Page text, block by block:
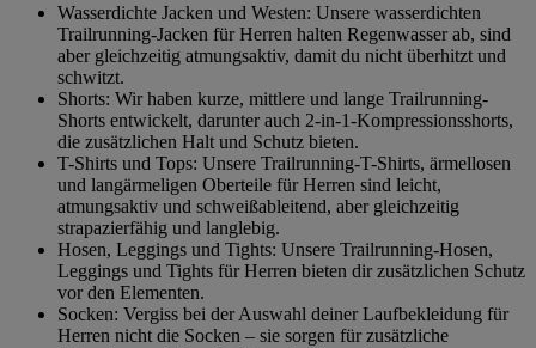
Wasserdichte Jacken und Westen: Unsere wasserdichten
Trailrunning-Jacken für Herren halten Regenwasser ab, sind
aber gleichzeitig atmungsaktiv, damit du nicht überhitzt und
schwitzt.
Shorts: Wir haben kurze, mittlere und lange Trailrunning-
Shorts entwickelt, darunter auch 2-in-1-Kompressionsshorts,
die zusätzlichen Halt und Schutz bieten.
T-Shirts und Tops: Unsere Trailrunning-T-Shirts, ärmellosen
und langärmeligen Oberteile für Herren sind leicht,
atmungsaktiv und schweißableitend, aber gleichzeitig
strapazierfähig und langlebig.
Hosen, Leggings und Tights: Unsere Trailrunning-Hosen,
Leggings und Tights für Herren bieten dir zusätzlichen Schutz
vor den Elementen.
Socken: Vergiss bei der Auswahl deiner Laufbekleidung für
Herren nicht die Socken – sie sorgen für zusätzliche